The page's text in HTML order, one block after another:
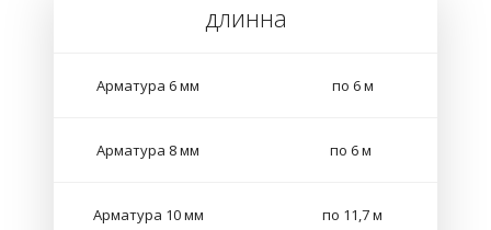
длинна
Арматура 6 мм по 6 м
Арматура 8 мм по 6 м
Арматура 10 мм по 11,7 м